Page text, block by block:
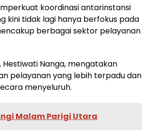
koordinasi antarinstansi
kini tidak lagi hanya berfokus pada
berbagai sektor pelayanan
Hestiwati Nanga, mengatakan
pelayanan yang lebih terpadu dan
menyeluruh.
Malam Parigi Utara